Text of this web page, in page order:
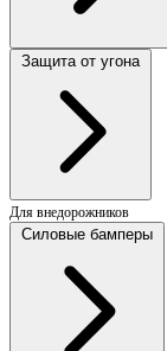
Защита от угона
Для внедорожников
Силовые бамперы